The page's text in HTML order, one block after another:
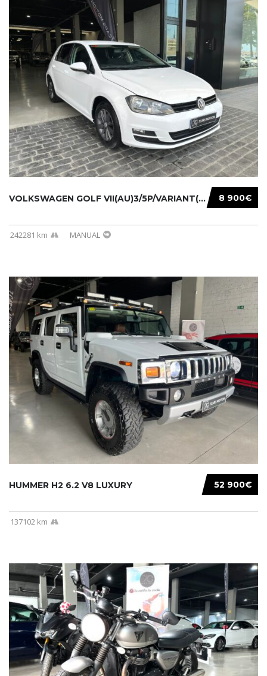
8 900€
VOLKSWAGEN GOLF VII(AU)3/5P/VARIANT(12-16 20...
242281 km MANUAL
52 900€
HUMMER H2 6.2 V8 LUXURY
137102 km